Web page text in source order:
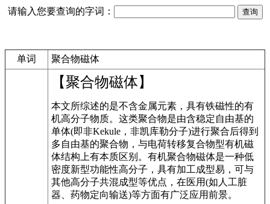
请输入您要查询的字词：
单词 聚合物磁体
【聚合物磁体】
本文所综述的是不含金属元素，具有铁磁性的有
机高分子物质。这类聚合物是由含稳定自由基的
单体(即非Kekule，非凯库勒分子)进行聚合后得到
多自由基的聚合物，与电荷转移复合物型有机磁
体结构上有本质区别。有机聚合物磁体是一种低
密度新型功能性高分子，具有加工成型易，可与
其他高分子共混成型等优点，在医用(如人工脏
器、药物定向输送)等方面有广泛应用前景。